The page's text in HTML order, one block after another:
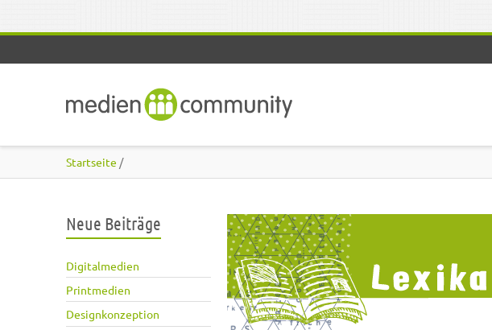
Startseite /
Neue Beiträge
Digitalmedien
Printmedien
Designkonzeption